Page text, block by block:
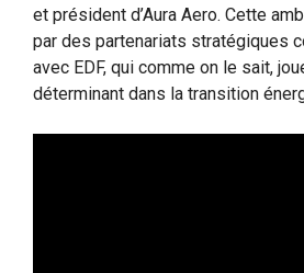
et président d’Aura Aero. Cette
par des partenariats stratégiques
avec EDF, qui comme on le sait,
déterminant dans la transition